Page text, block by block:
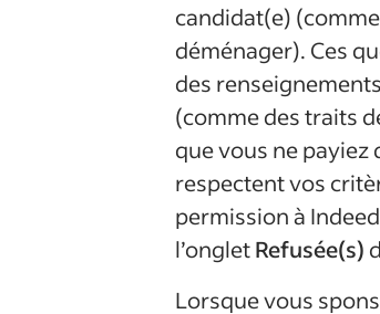
candidat(e)
déménager). Ces
des
(comme des traits
que vous ne payiez
respectent vos
permission à
l’ongletRefusée(s)
Lorsque vous